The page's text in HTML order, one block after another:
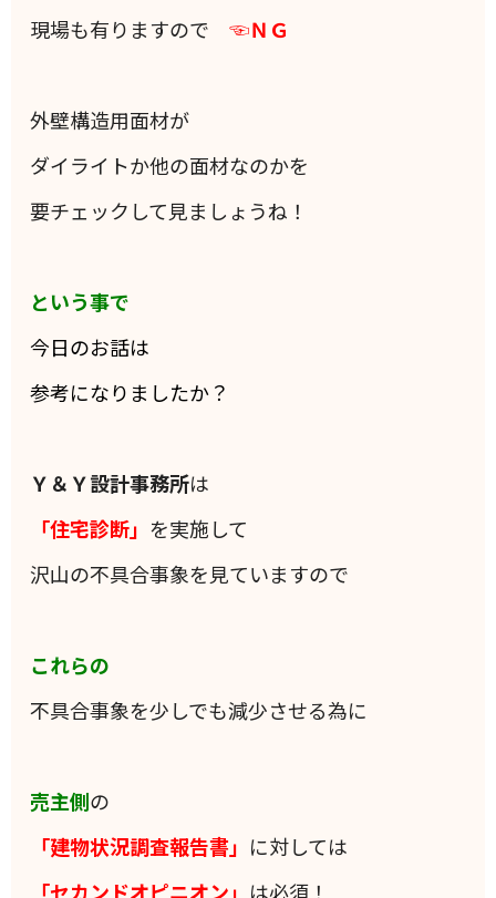
現場も有りますので☜ＮＧ
外壁構造用面材が
ダイライトか他の面材なのかを
要チェックして見ましょうね！
という事で
今日のお話は
参考になりましたか？
Ｙ＆Ｙ設計事務所は
「住宅診断」 を実施して
沢山の不具合事象を見ていますので
これらの
不具合事象を少しでも減少させる為に
売主側の
「建物状況調査報告書」 に対しては
「セカンドオピニオン」 は必須！